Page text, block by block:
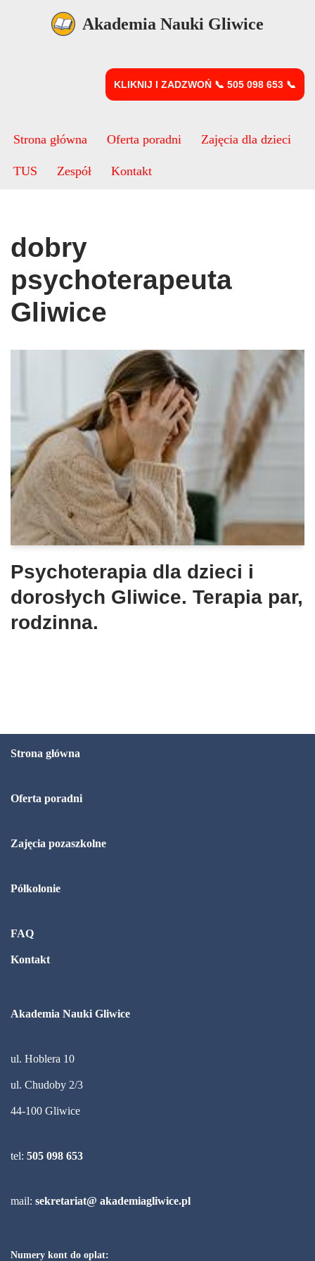
Akademia Nauki Gliwice
KLIKNIJ I ZADZWOŃ 📞 505 098 653 📞
Strona główna Oferta poradni Zajęcia dla dzieci
TUS Zespół Kontakt
dobry
psychoterapeuta
Gliwice
Psychoterapia dla dzieci i
dorosłych Gliwice. Terapia par,
rodzinna.
Strona główna
Oferta poradni
Zajęcia pozaszkolne
Półkolonie
FAQ
Kontakt
Akademia Nauki Gliwice
ul. Hoblera 10
ul. Chudoby 2/3
44-100 Gliwice
tel: 505 098 653
mail: sekretariat@ akademiagliwice.pl
Numery kont do oplat: